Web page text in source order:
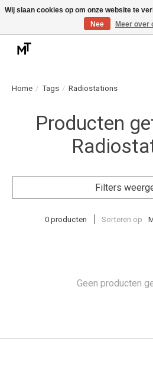
Deskundige installatie of montage nodig?
Home / Tags / Radiostations
Producten
Filters
0 producten Sorteren op
Geen producten
Wij slaan cookies op om onze website te
Nee
Meer over